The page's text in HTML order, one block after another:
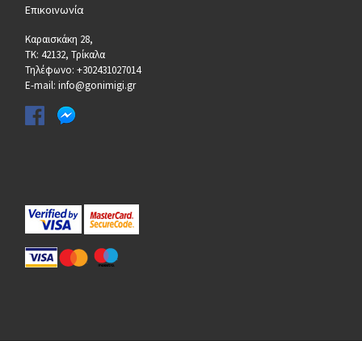
Επικοινωνία
Καραισκάκη 28,
ΤΚ: 42132, Τρίκαλα
Τηλέφωνο: +302431027014
E-mail: info@gonimigi.gr